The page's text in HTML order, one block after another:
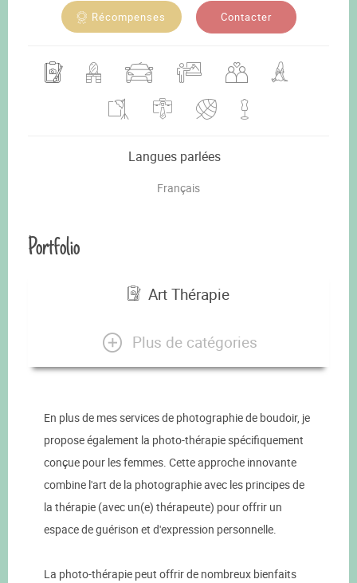
Récompenses Contacter
Langues parlées
Français
Portfolio
Art Thérapie
Plus de catégories
En plus de mes services de photographie de boudoir, je
propose également la photo-thérapie spécifiquement
conçue pour les femmes. Cette approche innovante
combine l'art de la photographie avec les principes de
la thérapie (avec un(e) thérapeute) pour offrir un
espace de guérison et d'expression personnelle.
La photo-thérapie peut offrir de nombreux bienfaits